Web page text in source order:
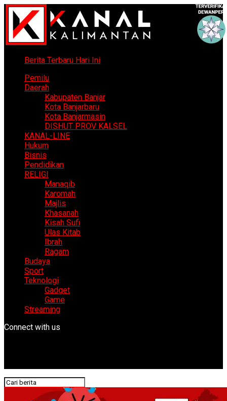
Berita Terbaru Hari Ini
Pemilu
Daerah
Kabupaten Banjar
Kota Banjarbaru
Kota Banjarmasin
DISHUT PROV KALSEL
KANAL-LINE
Hukum
Bisnis
Pendidikan
RELIGI
Manaqib
Karomah
Majlis
Khasanah
Kisah Sufi
Ulas Kitab
Ibrah
Ragam
Budaya
Sport
Teknologi
Gadget
Game
Streaming
Connect with us